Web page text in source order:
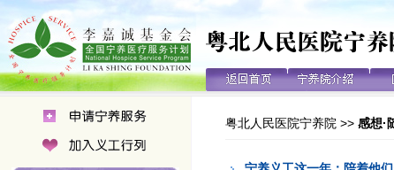
粤北人民医院宁养院 >> 感想·